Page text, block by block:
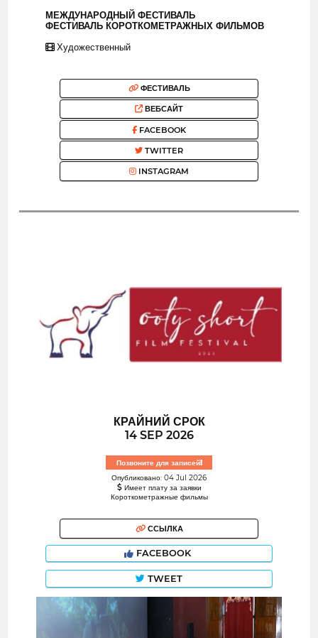
МЕЖДУНАРОДНЫЙ ФЕСТИВАЛЬ
ФЕСТИВАЛЬ КОРОТКОМЕТРАЖНЫХ ФИЛЬМОВ
Художественный
ФЕСТИВАЛЬ
ВЕБСАЙТ
FACEBOOK
TWITTER
INSTAGRAM
КРАЙНИЙ СРОК
14 SEP 2026
Позвоните для записей!
Опубликовано: 04 Jul 2026
Имеет плату за заявки
Короткометражные фильмы
ССЫЛКА
FACEBOOK
TWEET